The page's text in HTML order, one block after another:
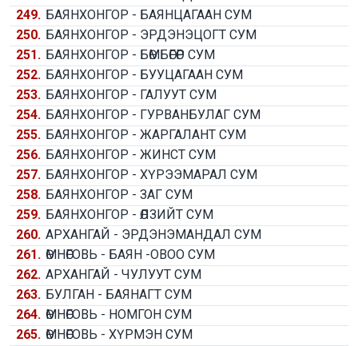
249. БАЯНХОНГОР - БАЯНЦАГААН СУМ
250. БАЯНХОНГОР - ЭРДЭНЭЦОГТ СУМ
251. БАЯНХОНГОР - БӨМБӨГӨР СУМ
252. БАЯНХОНГОР - БУУЦАГААН СУМ
253. БАЯНХОНГОР - ГАЛУУТ СУМ
254. БАЯНХОНГОР - ГУРВАНБУЛАГ СУМ
255. БАЯНХОНГОР - ЖАРГАЛАНТ СУМ
256. БАЯНХОНГОР - ЖИНСТ СУМ
257. БАЯНХОНГОР - ХҮРЭЭМАРАЛ СУМ
258. БАЯНХОНГОР - ЗАГ СУМ
259. БАЯНХОНГОР - ӨЛЗИЙТ СУМ
260. АРХАНГАЙ - ЭРДЭНЭМАНДАЛ СУМ
261. ӨМНӨГОВЬ - БАЯН -ОВОО СУМ
262. АРХАНГАЙ - ЧУЛУУТ СУМ
263. БУЛГАН - БАЯНАГТ СУМ
264. ӨМНӨГОВЬ - НОМГОН СУМ
265. ӨМНӨГОВЬ - ХҮРМЭН СУМ